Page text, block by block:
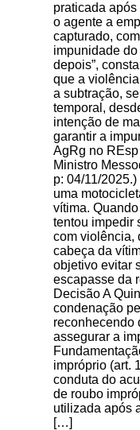
praticada
o agente a
capturado,
impunidade do
depois”,
que a
a subtração,
temporal,
intenção de
garantir a
AgRg no
Ministro
p: 04/11/
uma
vítima.
tentou impedir
com violência,
cabeça da
objetivo evitar
escapasse da
Decisão A
condenação
reconhecendo
assegurar a
impróprio (art.
conduta do
de roubo
utilizada após
[…]